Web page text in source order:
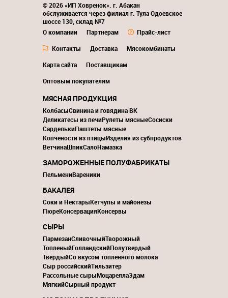
© 2026 «ИП Ховренок». г. Абакан
обслуживается через филиал г. Тула Одоевское
шоссе 130, склад №7
О компании
Партнерам
Прайс-лист
Контакты
Доставка
Мясокомбинаты
Карта сайта
Поставщикам
Оптовым покупателям
МЯСНАЯ ПРОДУКЦИЯ
КолбасыСвинина и говядина ВК
Деликатесы из печиРулеты мясныеСосиски
СарделькиПаштеты мясные
Копчёности из птицыИзделия из субпродуктов
ВетчинаШпикСалоНамазка
ЗАМОРОЖЕННЫЕ ПОЛУФАБРИКАТЫ
ПельмениВареники
БАКАЛЕЯ
Соки и НектарыКетчупы и майонезы
ПюреКонсервацияКонсервы
СЫРЫ
ПармезанСливочныйТворожный
ТопленыйГолландскийПолутвердый
ТвердыйСо вкусом топленного молока
Сыр российскийТильзитер
Рассольные сырыМоцареллаЭдам
МягкийСырный продукт